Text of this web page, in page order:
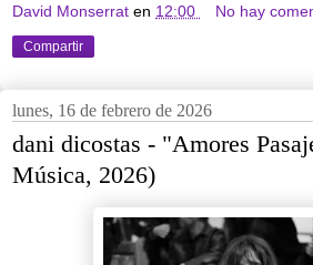
David Monserrat en 12:00 No hay
Compartir
lunes, 16 de febrero de 2026
dani dicostas - "Amores
Música, 2026)